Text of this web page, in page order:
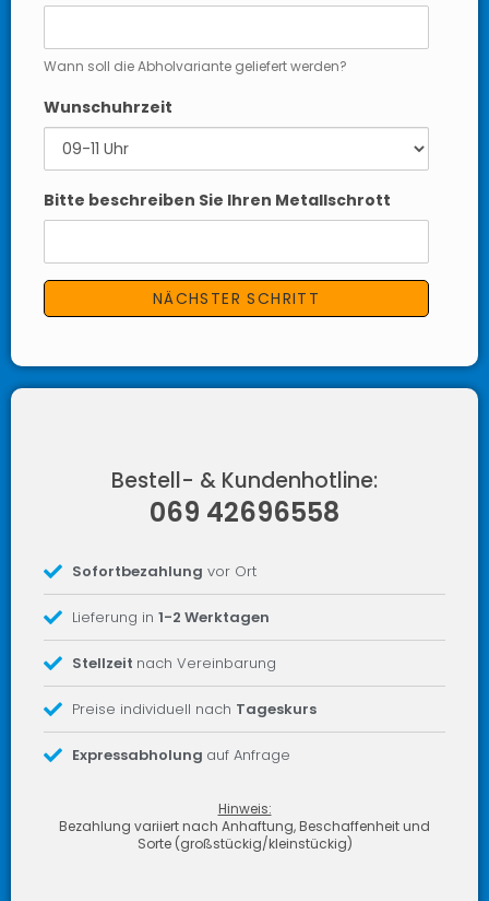
Wann soll die Abholvariante geliefert werden?
Wunschuhrzeit
Bitte beschreiben Sie Ihren Metallschrott
Bestell- & Kundenhotline:
069 42696558
Sofortbezahlung vor Ort
Lieferung in1-2 Werktagen
Stellzeit nach Vereinbarung
Preise individuell nach Tageskurs
Expressabholung auf Anfrage
Hinweis:
Bezahlung variiert nach Anhaftung, Beschaffenheit und
Sorte (großstückig/kleinstückig)